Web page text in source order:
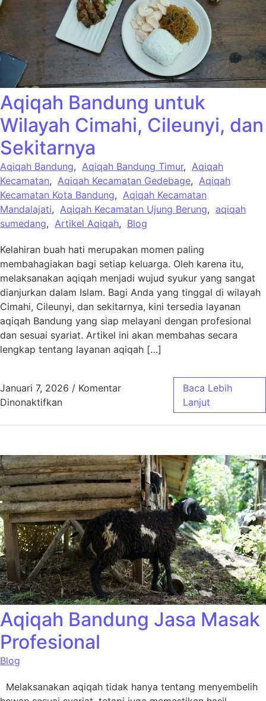
Aqiqah Bandung untuk
Wilayah Cimahi, Cileunyi, dan
Sekitarnya
Aqiqah Bandung, Aqiqah Bandung Timur, Aqiqah
Kecamatan, Aqiqah Kecamatan Gedebage, Aqiqah
Kecamatan Kota Bandung, Aqiqah Kecamatan
Mandalajati, Aqiqah Kecamatan Ujung Berung, aqiqah
sumedang, Artikel Aqiqah, Blog
Kelahiran buah hati merupakan momen paling
membahagiakan bagi setiap keluarga. Oleh karena itu,
melaksanakan aqiqah menjadi wujud syukur yang sangat
dianjurkan dalam Islam. Bagi Anda yang tinggal di wilayah
Cimahi, Cileunyi, dan sekitarnya, kini tersedia layanan
aqiqah Bandung yang siap melayani dengan profesional
dan sesuai syariat. Artikel ini akan membahas secara
lengkap tentang layanan aqiqah […]
Januari 7, 2026 / Komentar
Dinonaktifkanpada Aqiqah Bandung untuk Wilayah
Baca Lebih
Lanjut
Aqiqah Bandung Jasa Masak
Profesional
Blog
Melaksanakan aqiqah tidak hanya tentang menyembelih